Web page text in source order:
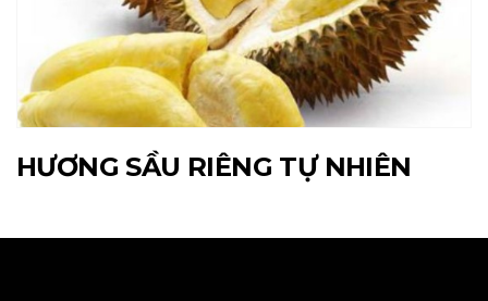
HƯƠNG SẦU RIÊNG TỰ NHIÊN